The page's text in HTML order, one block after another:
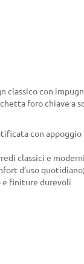
classico con
foro chiave a
con
classici e
d’uso quotidiano;
e finiture durevoli